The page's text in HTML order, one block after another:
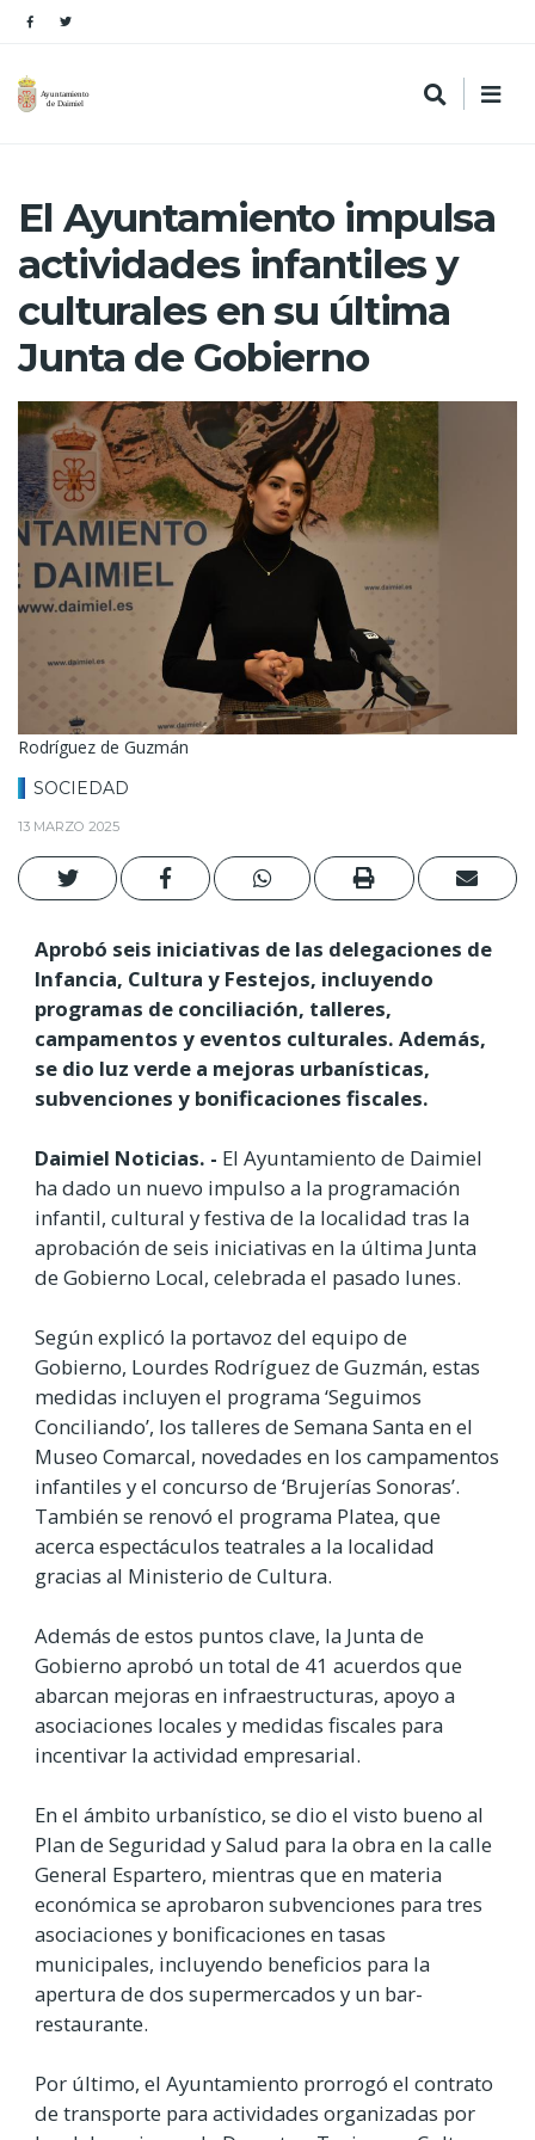
El Ayuntamiento impulsa
actividades infantiles y
culturales en su última
Junta de Gobierno
Rodríguez de Guzmán
SOCIEDAD
13 MARZO 2025
Aprobó seis iniciativas de las delegaciones de
Infancia, Cultura y Festejos, incluyendo
programas de conciliación, talleres,
campamentos y eventos culturales. Además,
se dio luz verde a mejoras urbanísticas,
subvenciones y bonificaciones fiscales.
Daimiel Noticias. - El Ayuntamiento de Daimiel
ha dado un nuevo impulso a la programación
infantil, cultural y festiva de la localidad tras la
aprobación de seis iniciativas en la última Junta
de Gobierno Local, celebrada el pasado lunes.
Según explicó la portavoz del equipo de
Gobierno, Lourdes Rodríguez de Guzmán, estas
medidas incluyen el programa ‘Seguimos
Conciliando’, los talleres de Semana Santa en el
Museo Comarcal, novedades en los campamentos
infantiles y el concurso de ‘Brujerías Sonoras’.
También se renovó el programa Platea, que
acerca espectáculos teatrales a la localidad
gracias al Ministerio de Cultura.
Además de estos puntos clave, la Junta de
Gobierno aprobó un total de 41 acuerdos que
abarcan mejoras en infraestructuras, apoyo a
asociaciones locales y medidas fiscales para
incentivar la actividad empresarial.
En el ámbito urbanístico, se dio el visto bueno al
Plan de Seguridad y Salud para la obra en la calle
General Espartero, mientras que en materia
económica se aprobaron subvenciones para tres
asociaciones y bonificaciones en tasas
municipales, incluyendo beneficios para la
apertura de dos supermercados y un bar-
restaurante.
Por último, el Ayuntamiento prorrogó el contrato
de transporte para actividades organizadas por